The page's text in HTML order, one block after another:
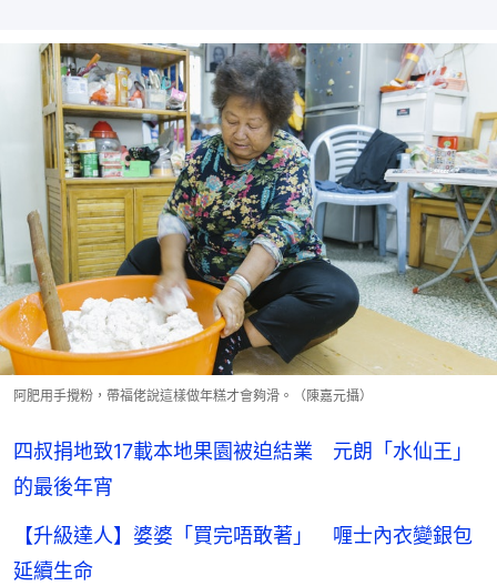
阿肥用手攪粉，帶福佬說這樣做年糕才會夠滑。（陳嘉元攝）
四叔捐地致17載本地果園被迫結業 元朗「水仙王」
的最後年宵
【升級達人】婆婆「買完唔敢著」 喱士內衣變銀包
延續生命